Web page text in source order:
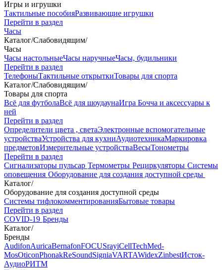
Игры и игрушки
Тактильные пособияРазвивающие игрушки
Перейти в раздел
Часы
Каталог/Слабовидящим/
Часы
Часы настольныеЧасы наручныеЧасы, будильники
Перейти в раздел
ТелефоныТактильные открыткиТовары для спорта
Каталог/Слабовидящим/
Товары для спорта
Всё для футболаВсё для шоудаунаИгра Бочча и аксессуары к
ней
Перейти в раздел
Определители цвета , светаЭлектронные вспомогательные
устройстваУстройства для кухниАудиотехникаМаркировка
предметовИзмерительные устройстваВесыТонометры
Перейти в раздел
Сигнализаторы пульсар Термометры Рециркуляторы Cистемы
оповещения Оборудование для создания доступной среды
Каталог/
Оборудование для создания доступной среды
Системы тифлокомментированияБытовые товары
Перейти в раздел
COVID-19 Бренды
Каталог/
Бренды
AudifonAuricaBernafonFOCUSrayiCellTechMed-
MosOticonPhonakReSoundSigniaVARTAWidexZinbestИсток-
АудиоРИТМ